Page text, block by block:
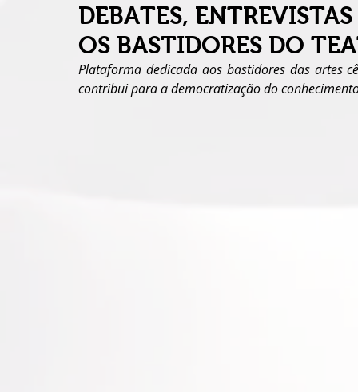
DEBATES,
OS BASTIDORES DO
Plataforma dedicada aos bastidores das artes
contribui para a democratização do